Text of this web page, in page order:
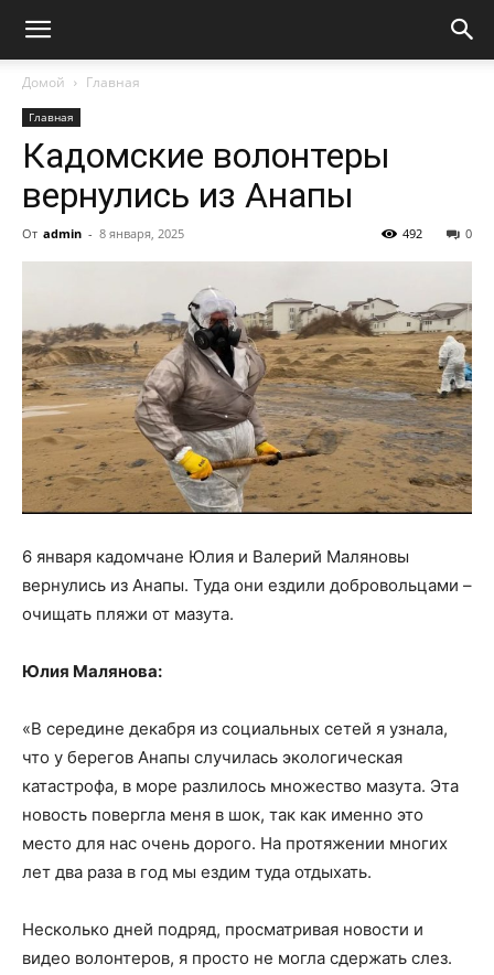
Домой Главная
Главная
Кадомские волонтеры
вернулись из Анапы
От admin - 8 января, 2025 0
492
6 января кадомчане Юлия и Валерий Маляновы
вернулись из Анапы. Туда они ездили добровольцами –
очищать пляжи от мазута.
Юлия Малянова:
«В середине декабря из социальных сетей я узнала,
что у берегов Анапы случилась экологическая
катастрофа, в море разлилось множество мазута. Эта
новость повергла меня в шок, так как именно это
место для нас очень дорого. На протяжении многих
лет два раза в год мы ездим туда отдыхать.
Несколько дней подряд, просматривая новости и
видео волонтеров, я просто не могла сдержать слез.